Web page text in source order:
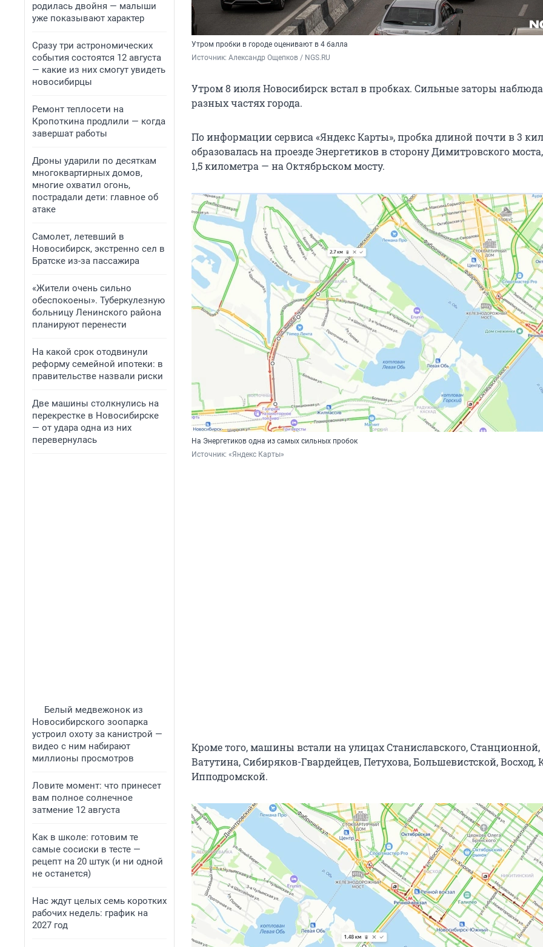
родилась двойня — малыши
уже показывают характер
Сразу три астрономических
события состоятся 12 августа
— какие из них смогут увидеть
новосибирцы
Ремонт теплосети на
Кропоткина продлили — когда
завершат работы
Дроны ударили по десяткам
многоквартирных домов,
многие охватил огонь,
пострадали дети: главное об
атаке
Самолет, летевший в
Новосибирск, экстренно сел в
Братске из-за пассажира
«Жители очень сильно
обеспокоены». Туберкулезную
больницу Ленинского района
планируют перенести
На какой срок отодвинули
реформу семейной ипотеки: в
правительстве назвали риски
Две машины столкнулись на
перекрестке в Новосибирске
— от удара одна из них
перевернулась
Белый медвежонок из
Новосибирского зоопарка
устроил охоту за канистрой —
видео с ним набирают
миллионы просмотров
Ловите момент: что принесет
вам полное солнечное
затмение 12 августа
Как в школе: готовим те
самые сосиски в тесте —
рецепт на 20 штук (и ни одной
не останется)
Нас ждут целых семь коротких
рабочих недель: график на
2027 год
Утром пробки в городе оценивают в 4 балла
Источник: Александр Ощепков / NGS.RU
Утром 8 июля Новосибирск встал в пробках. Сильные заторы
разных частях города.
По информации сервиса «Яндекс Карты», пробка длиной почти в 3
образовалась на проезде Энергетиков в сторону Димитровского
1,5 километра — на Октябрьском мосту.
На Энергетиков одна из самых сильных пробок
Источник: «Яндекс Карты»
Кроме того, машины встали на улицах Станиславского, Станционной,
Ватутина, Сибиряков-Гвардейцев, Петухова, Большевистской, Восход,
Ипподромской.